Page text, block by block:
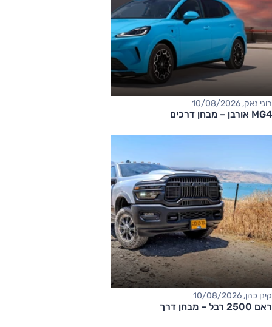
רוני נאק, 10/08/2026
MG4 אורבן – מבחן דרכים
קינן כהן, 10/08/2026
ראם 2500 רבל – מבחן דרך